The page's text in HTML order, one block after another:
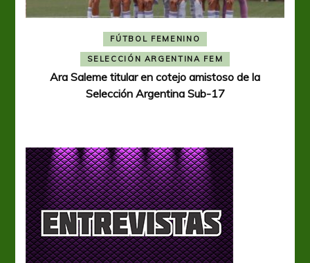
FÚTBOL FEMENINO
SELECCIÓN ARGENTINA FEM
Ara Saleme titular en cotejo amistoso de la
Selección Argentina Sub-17